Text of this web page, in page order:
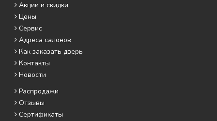
Акции и скидки
Цены
Сервис
Адреса салонов
Как заказать дверь
Контакты
Новости
Распродажи
Отзывы
Сертификаты